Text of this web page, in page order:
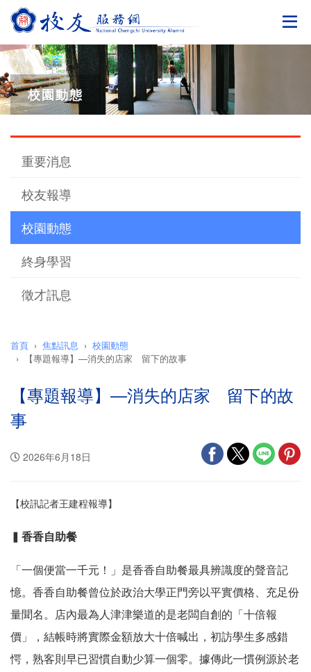
切
校園動態
重要消息
校友報導
校園動態
終身學習
徵才訊息
首頁 焦點訊息
校園動態
【專題報導】—消失的店家 留下的故事
【專題報導】—消失的店家 留下的故
事
2026年6月18日
【校訊記者王建程報導】
▍ 香香自助餐
「一個便當一千元！」是香香自助餐最具辨識度的聲音記
憶。香香自助餐曾位於政治大學正門旁以平實價格、充足份
量聞名。店內最為人津津樂道的是老闆自創的「十倍報
價」，結帳時將實際金額放大十倍喊出，初訪學生多感錯
愕，熟客則早已習慣自動少算一個零。據傳此一慣例源於老